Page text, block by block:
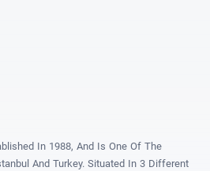
In 1988, And Is One Of The
And Turkey. Situated In 3 Different